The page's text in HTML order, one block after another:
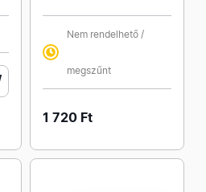
Nem rendelhető /
megszűnt
1 720 Ft